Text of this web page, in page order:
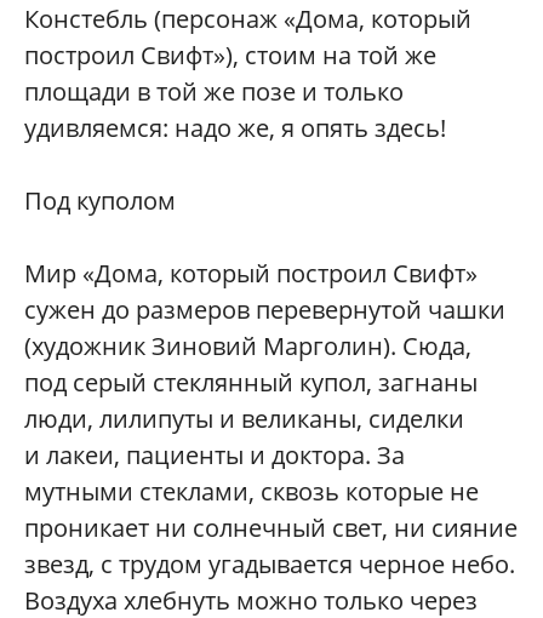
Констебль (персонаж «Дома, который
построил Свифт»), стоим на той же
площади в той же позе и только
удивляемся: надо же, я опять здесь!
Под куполом
Мир «Дома, который построил Свифт»
сужен до размеров перевернутой чашки
(художник Зиновий Марголин). Сюда,
под серый стеклянный купол, загнаны
люди, лилипуты и великаны, сиделки
и лакеи, пациенты и доктора. За
мутными стеклами, сквозь которые не
проникает ни солнечный свет, ни сияние
звезд, с трудом угадывается черное небо.
Воздуха хлебнуть можно только через